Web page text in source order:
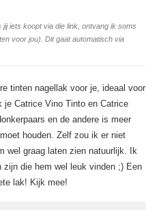
iets koopt via die link, ontvang ik soms
voor jou). Dit gaat automatisch via
tinten nagellak voor je, ideaal voor
je Catrice Vino Tinto en Catrice
en de andere is meer
houden. Zelf zou ik er niet
wel graag laten zien natuurlijk. Ik
zijn die hem wel leuk vinden ;) Een
lak! Kijk mee!